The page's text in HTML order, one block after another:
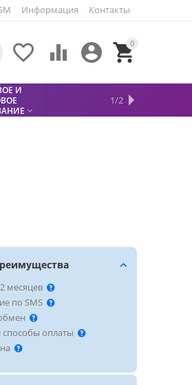
Информация Контакты
0


 
И

МЕТАЛЛОДЕТЕКТОР
СФИНКС (SPHINX)
БЕЗОПАСНОСТЬ 
КИСЛОТНЫЕ
АККУМУЛЯТОРЫ 
1/2
месяцев
по SMS
оплаты